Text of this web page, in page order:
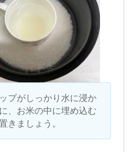
プがしっかり水に浸か
、お米の中に埋め込む
きましょう。